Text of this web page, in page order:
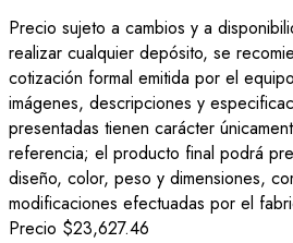
Precio sujeto a cambios y a
realizar cualquier depósito, se
cotización formal emitida por el
imágenes, descripciones y
presentadas tienen carácter
referencia; el producto final podrá
diseño, color, peso y dimensiones,
modificaciones efectuadas por el
Precio $23,627.46